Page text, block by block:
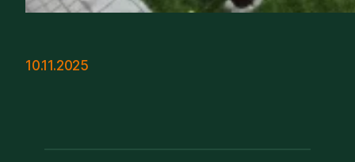
10.11.2025